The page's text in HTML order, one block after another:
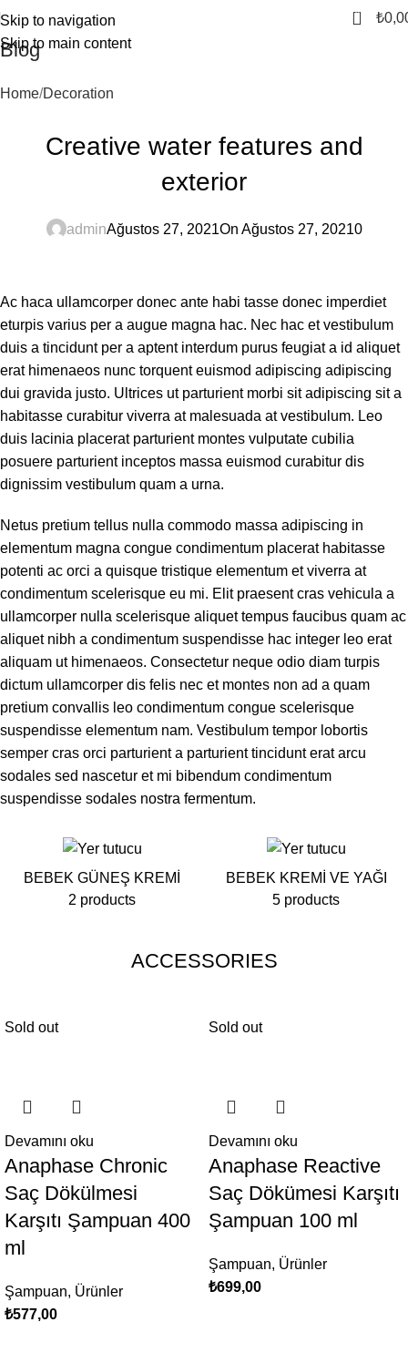
Skip to navigation
Skip to main content
0 ₺
Blog
Home Decoration
Creative water features and
exterior
adminAğustos 27, 2021On Ağustos 27, 20210
Ac haca ullamcorper donec ante habi tasse donec imperdiet
eturpis varius per a augue magna hac. Nec hac et vestibulum
duis a tincidunt per a aptent interdum purus feugiat a id aliquet
erat himenaeos nunc torquent euismod adipiscing adipiscing
dui gravida justo. Ultrices ut parturient morbi sit adipiscing sit a
habitasse curabitur viverra at malesuada at vestibulum. Leo
duis lacinia placerat parturient montes vulputate cubilia
posuere parturient inceptos massa euismod curabitur dis
dignissim vestibulum quam a urna.
Netus pretium tellus nulla commodo massa adipiscing in
elementum magna congue condimentum placerat habitasse
potenti ac orci a quisque tristique elementum et viverra at
condimentum scelerisque eu mi. Elit praesent cras vehicula a
ullamcorper nulla scelerisque aliquet tempus faucibus quam ac
aliquet nibh a condimentum suspendisse hac integer leo erat
aliquam ut himenaeos. Consectetur neque odio diam turpis
dictum ullamcorper dis felis nec et montes non ad a quam
pretium convallis leo condimentum congue scelerisque
suspendisse elementum nam. Vestibulum tempor lobortis
semper cras orci parturient a parturient tincidunt erat arcu
sodales sed nascetur et mi bibendum condimentum
suspendisse sodales nostra fermentum.
BEBEK GÜNEŞ KREMI
2 products
BEBEK KREMI VE YAĞI
5 products
ACCESSORIES
Sold out
Devamını oku
Anaphase Chronic
Saç Dökülmesi
Karşıtı Şampuan 400
ml
Şampuan, Ürünler
₺577,00
Sold out
Devamını oku
Anaphase Reactive
Saç Dökümesi Karşıtı
Şampuan 100 ml
Şampuan, Ürünler
₺699,00